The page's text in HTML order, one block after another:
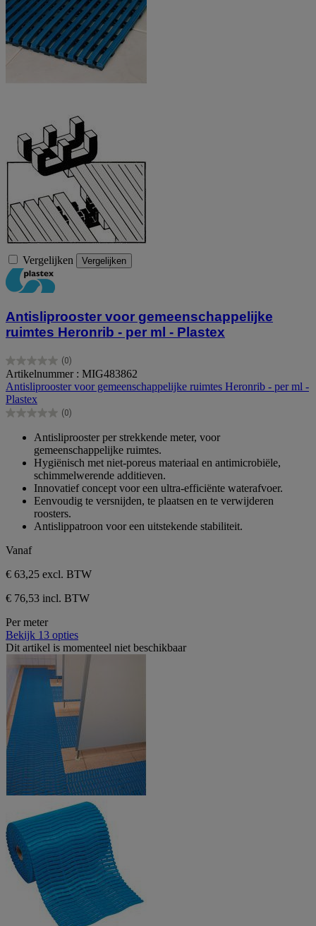
Vergelijken Vergelijken
Antisliprooster voor gemeenschappelijke
ruimtes Heronrib - per ml - Plastex
(0)
0.0
van
de
5
sterren.
Artikelnummer : MIG483862
Antisliprooster voor gemeenschappelijke ruimtes Heronrib - per ml -
Plastex
(0)
0.0
sterren.
Antisliprooster per strekkende meter, voor
gemeenschappelijke ruimtes.
Hygiënisch met niet-poreus materiaal en antimicrobiële,
schimmelwerende additieven.
Innovatief concept voor een ultra-efficiënte waterafvoer.
Eenvoudig te versnijden, te plaatsen en te verwijderen
roosters.
Antislippatroon voor een uitstekende stabiliteit.
Vanaf
€ 63,25 excl. BTW
€ 76,53 incl. BTW
Per meter
Bekijk 13 opties
Dit artikel is momenteel niet beschikbaar